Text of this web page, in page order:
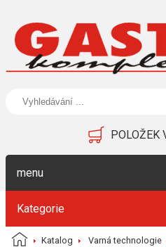
POLOŽEK
menu
Kategorie
Katalog Varná technologie